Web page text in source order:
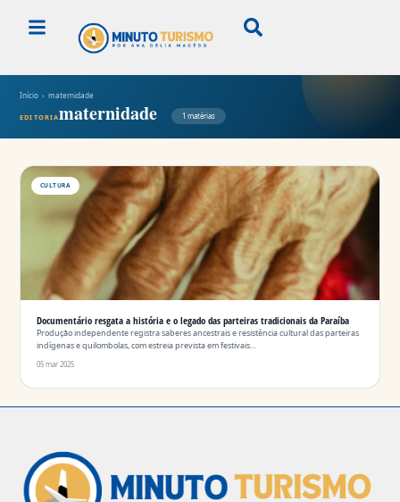
Início › maternidade
EDITORIAmaternidade 1 matérias
CULTURA
Documentário resgata a história e o legado das parteiras tradicionais da Paraíba
Produção independente registra saberes ancestrais e resistência cultural das parteiras
indígenas e quilombolas, com estreia prevista em festivais…
05 mar 2025